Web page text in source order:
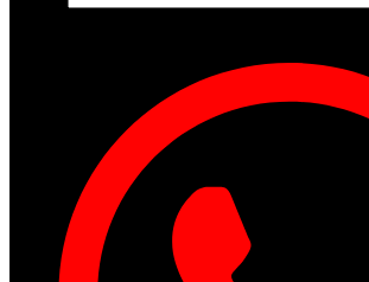
Filtros
Contacto
Acceder
Iniciar Sesion
Registro
Restablecer la contraseña